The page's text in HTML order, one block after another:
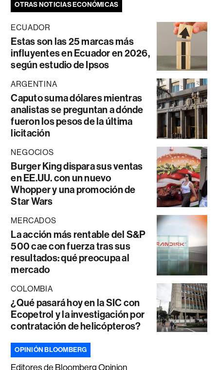
OTRAS NOTICIAS ECONÓMICAS
ECUADOR
Estas son las 25 marcas más
influyentes en Ecuador en 2026,
según estudio de Ipsos
ARGENTINA
Caputo suma dólares mientras
analistas se preguntan a dónde
fueron los pesos de la última
licitación
NEGOCIOS
Burger King dispara sus ventas
en EE.UU. con un nuevo
Whopper y una promoción de
Star Wars
MERCADOS
La acción más rentable del S&P
500 cae con fuerza tras sus
resultados: qué preocupa al
mercado
COLOMBIA
¿Qué pasará hoy en la SIC con
Ecopetrol y la investigación por
contratación de helicópteros?
OPINIÓN BLOOMBERG
Editores de Bloomberg Opinion